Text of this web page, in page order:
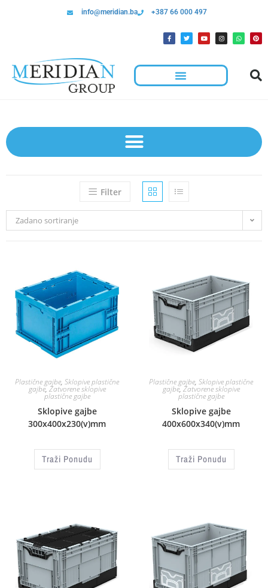
info@meridian.ba +387 66 000 497
Filter
Zadano sortiranje
Plastične gajbe, Sklopive plastične
gajbe,Zatvorene sklopive
plastične gajbe
Sklopive gajbe
300x400x230(v)mm
Traži Ponudu
Plastične gajbe, Sklopive plastične
gajbe,Zatvorene sklopive
plastične gajbe
Sklopive gajbe
400x600x340(v)mm
Traži Ponudu